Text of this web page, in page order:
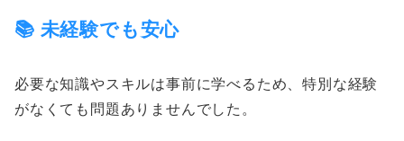
📚 未経験でも安心
必要な知識やスキルは事前に学べるため、特別な経験
がなくても問題ありませんでした。